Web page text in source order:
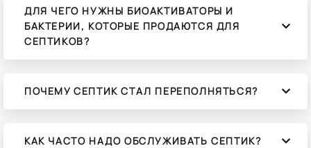
ДЛЯ ЧЕГО НУЖНЫ БИОАКТИВАТОРЫ И
БАКТЕРИИ, КОТОРЫЕ ПРОДАЮТСЯ ДЛЯ
СЕПТИКОВ?
ПОЧЕМУ СЕПТИК СТАЛ ПЕРЕПОЛНЯТЬСЯ?
КАК ЧАСТО НАДО ОБСЛУЖИВАТЬ СЕПТИК?